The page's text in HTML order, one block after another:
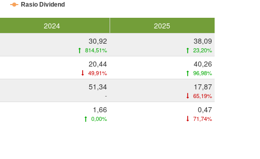
Rasio Dividend
2024
2025
30,92
814,51%
38,09
23,20%
20,44
49,91%
40,26
96,98%
51,34
-
17,87
65,19%
1,66
0,00%
0,47
71,74%